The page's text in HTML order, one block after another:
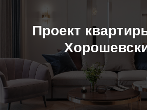
Проект